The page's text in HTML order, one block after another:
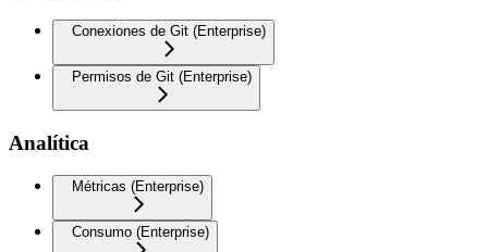
Conexiones de Git (Enterprise)
Permisos de Git (Enterprise)
Analítica
Métricas (Enterprise)
Consumo (Enterprise)